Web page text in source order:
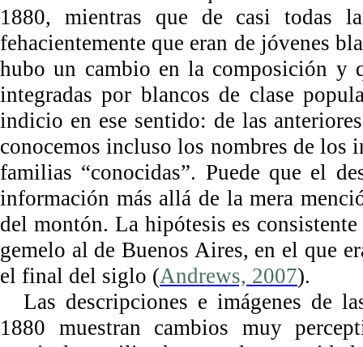
1880, mientras que de casi todas
fehacientemente que eran de jóvenes
hubo un cambio en la composición y
integradas por blancos de clase
indicio en ese sentido: de las
conocemos incluso los nombres de los
familias “conocidas”. Puede que el
información más allá de la mera
del montón. La hipótesis es
gemelo al de Buenos Aires, en el que
el final del siglo (Andrews, 2007).
Las descripciones e imágenes de
1880 muestran cambios muy